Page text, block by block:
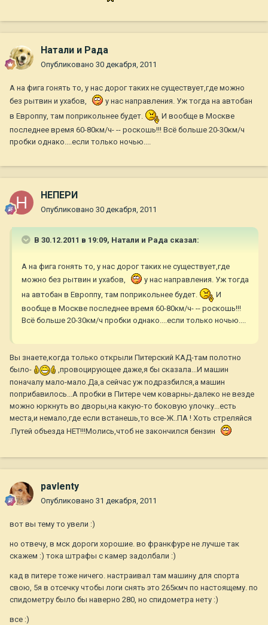
Натали и Рада
Опубликовано 30 декабря, 2011
А на фига гонять то, у нас дорог таких не существует,где можно
без рытвин и ухабов,
у нас направления. Уж тогда на автобан
в Европпу, там поприкольнее будет.
И вообще в Москве
последнее время 60-80км/ч- -- роскошь!!! Всё больше 20-30км/ч
пробки однако....если только ночью....
НЕПЕРИ
Опубликовано 30 декабря, 2011
В 30.12.2011 в 19:09, Натали и Рада сказал:
А на фига гонять то, у нас дорог таких не существует,где
можно без рытвин и ухабов,
у нас направления. Уж тогда
на автобан в Европпу, там поприкольнее будет.
И
вообще в Москве последнее время 60-80км/ч- -- роскошь!!!
Всё больше 20-30км/ч пробки однако....если только ночью....
Вы знаете,когда только открыли Питерский КАД-там полотно
было-
,провоцирующее даже,я бы сказала...И машин
поначалу мало-мало.Да,а сейчас уж подразбился,а машин
поприбавилось...А пробки в Питере чем коварны-далеко не везде
можно юркнуть во дворы,на какую-то боковую улочку...есть
места,и немало,где если встанешь,то все-Ж..ПА ! Хоть стреляйся
.Путей объезда НЕТ!!!Молись,чтоб не закончился бензин
pavlenty
Опубликовано 31 декабря, 2011
вот вы тему то увели :)
но отвечу, в мск дороги хорошие. во франкфуре не лучше так
скажем :) тока штрафы с камер задолбали :)
кад в питере тоже ничего. настраивал там машину для спорта
свою, 5я в отсечку чтобы логи снять это 265кмч по настоящему. по
спидометру было бы наверно 280, но спидометра нету :)
все :)